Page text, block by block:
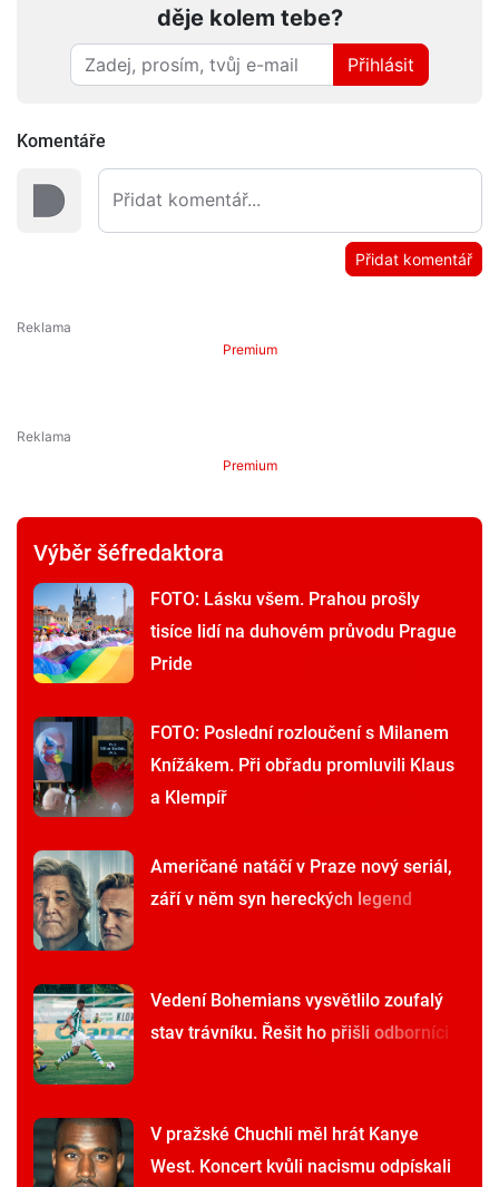
děje kolem tebe?
Přihlásit
Komentáře
Přidat komentář
Premium
Premium
Výběr šéfredaktora
FOTO: Lásku všem. Prahou prošly
tisíce lidí na duhovém průvodu Prague
Pride
FOTO: Poslední rozloučení s Milanem
Knížákem. Při obřadu promluvili Klaus
a Klempíř
Američané natáčí v Praze nový seriál,
září v něm syn hereckých legend
Vedení Bohemians vysvětlilo zoufalý
stav trávníku. Řešit ho přišli odborníci
V pražské Chuchli měl hrát Kanye
West. Koncert kvůli nacismu odpískali